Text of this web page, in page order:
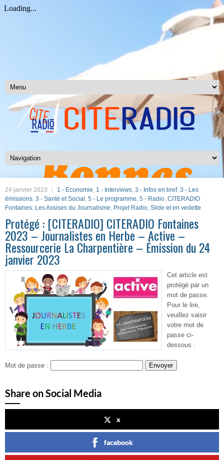
24 janvier 2023 1 - Economie, 1 - Interviews, 3 - Infos en bref, 3 - Les
émissions, 3 - Santé et Social , 5 - Le programme, 5 - Radio, CITERADIO
Fontaines, Les Assises du Journalisme, Projet Radio, Slide et en vedette
Protégé : [CITERADIO] CITERADIO Fontaines
2023 – Journalistes en Herbe – Active –
Ressourcerie La Charpentière – Émission du 24
janvier 2023
Cet article est
protégé par un
mot de passe.
Pour le lire,
veuillez saisir
votre mot de
passe ci-
dessous :
Mot de passe :
Share on Social Media
x
facebook